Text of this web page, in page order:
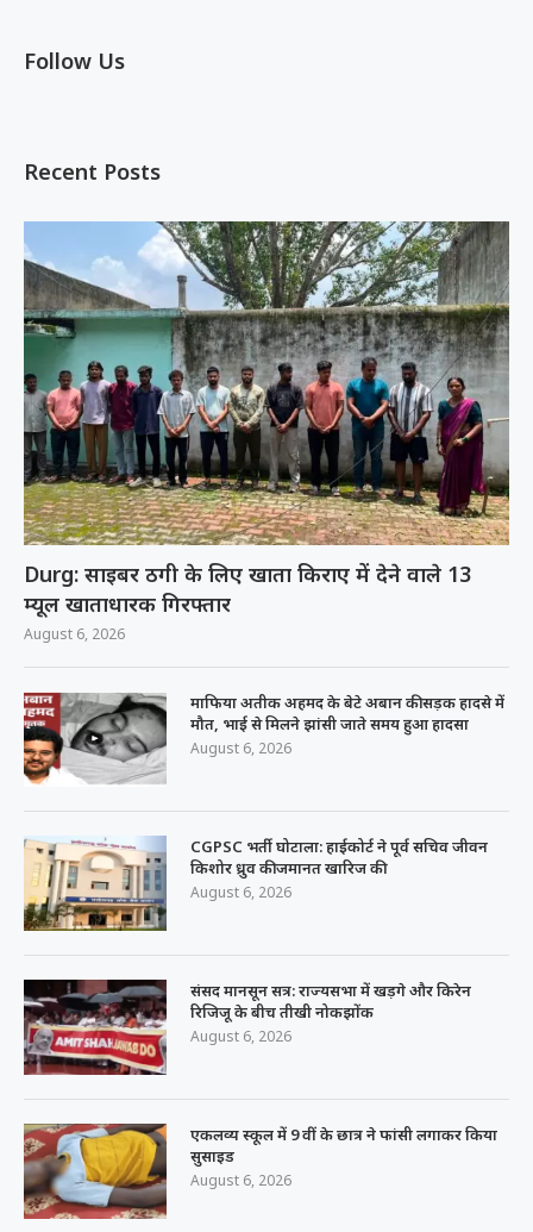
Follow Us
Recent Posts
Durg: साइबर ठगी के लिए खाता किराए में देने वाले 13
म्यूल खाताधारक गिरफ्तार
August 6, 2026
माफिया अतीक अहमद के बेटे अबान की सड़क हादसे में
मौत, भाई से मिलने झांसी जाते समय हुआ हादसा
August 6, 2026
CGPSC भर्ती घोटाला: हाईकोर्ट ने पूर्व सचिव जीवन
किशोर ध्रुव की जमानत खारिज की
August 6, 2026
संसद मानसून सत्र: राज्यसभा में खड़गे और किरेन
रिजिजू के बीच तीखी नोकझोंक
August 6, 2026
एकलव्य स्कूल में 9 वीं के छात्र ने फांसी लगाकर किया
सुसाइड
August 6, 2026